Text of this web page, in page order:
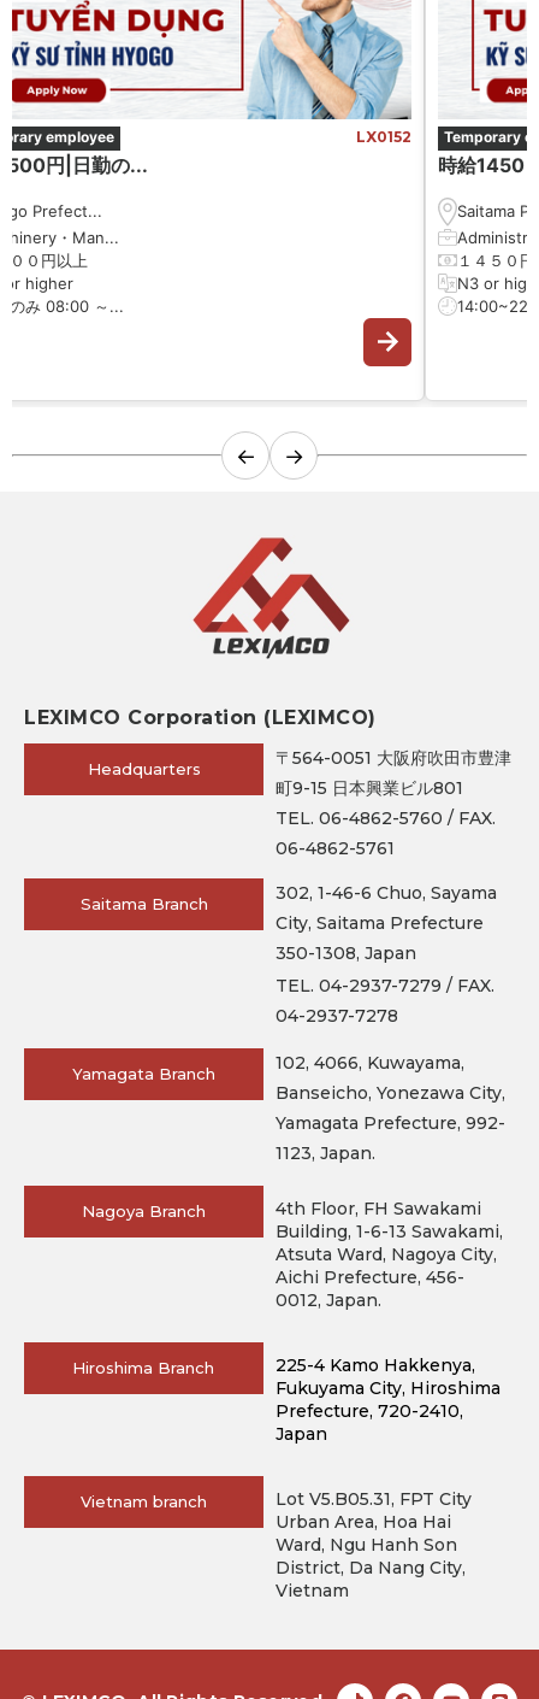
employee LX0152
円|日勤の...
Prefect...
・Man...
００円以上
or higher
のみ 08:00 ～...
Temporary
時給1450
Saitama
１４５０
N3 or
← →
LEXIMCO Corporation (LEXIMCO)
Headquarters
〒564-0051 大阪府吹田市豊津
町9-15 日本興業ビル801
TEL. 06-4862-5760 / FAX.
06-4862-5761
Saitama Branch
302, 1-46-6 Chuo, Sayama
City, Saitama Prefecture
350-1308, Japan
TEL. 04-2937-7279 / FAX.
04-2937-7278
Yamagata Branch
102, 4066, Kuwayama,
Banseicho, Yonezawa City,
Yamagata Prefecture, 992-
1123, Japan.
Nagoya Branch
4th Floor, FH Sawakami
Building, 1-6-13 Sawakami,
Atsuta Ward, Nagoya City,
Aichi Prefecture, 456-
0012, Japan.
Hiroshima Branch
225-4 Kamo Hakkenya,
Fukuyama City, Hiroshima
Prefecture, 720-2410,
Japan
Vietnam branch
Lot V5.B05.31, FPT City
Urban Area, Hoa Hai
Ward, Ngu Hanh Son
District, Da Nang City,
Vietnam